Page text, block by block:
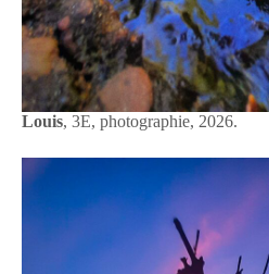
Louis, 3E, photographie, 2026.